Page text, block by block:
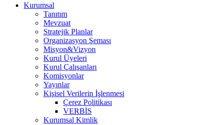
Kurumsal
Tanıtım
Mevzuat
Stratejik Planlar
Organizasyon Şeması
Misyon&Vizyon
Kurul Üyeleri
Kurul Çalışanları
Komisyonlar
Yayınlar
Kişisel Verilerin İşlenmesi
Çerez Politikası
VERBİS
Kurumsal Kimlik